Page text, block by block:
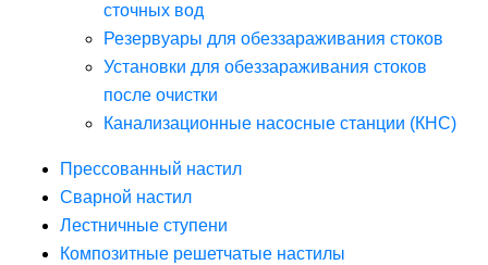
сточных вод
Резервуары для обеззараживания стоков
Установки для обеззараживания стоков
после очистки
Канализационные насосные станции (КНС)
Прессованный настил
Сварной настил
Лестничные ступени
Композитные решетчатые настилы